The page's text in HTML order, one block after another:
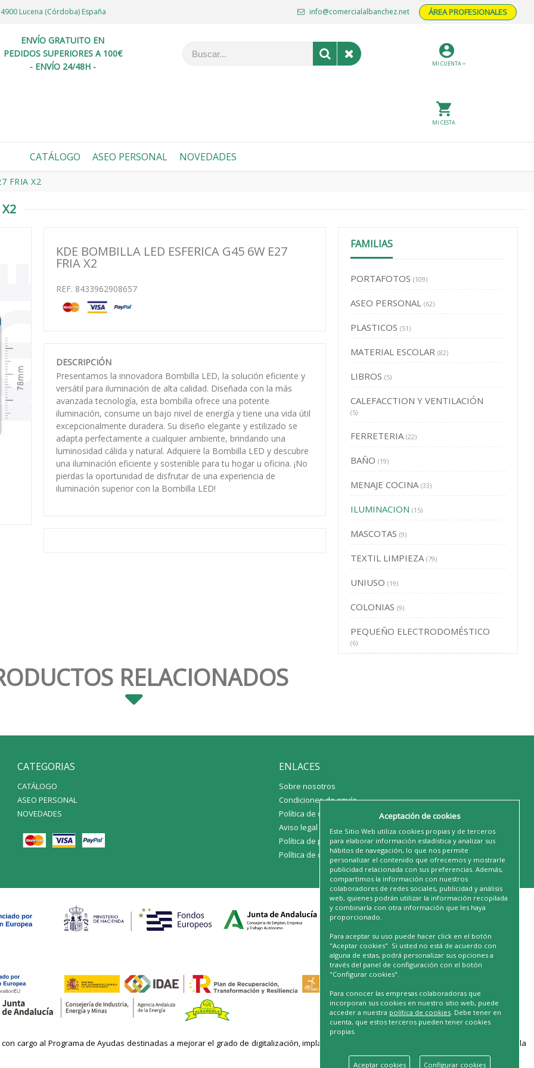
Lucena (Córdoba) España ÁREA PROFESIONALES
info@comercialalbanchez.net
ENVÍO GRATUITO EN
PEDIDOS SUPERIORES A 100€
- ENVÍO 24/48H -
MI CUENTA
MI CESTA
CATÁLOGO ASEO PERSONAL NOVEDADES
FRIA X2
KDE BOMBILLA LED ESFERICA G45 6W E27
FRIA X2
REF. 8433962908657
DESCRIPCIÓN
Presentamos la innovadora Bombilla LED, la solución eficiente y
versátil para iluminación de alta calidad. Diseñada con la más
avanzada tecnología, esta bombilla ofrece una potente
iluminación, consume un bajo nivel de energía y tiene una vida útil
excepcionalmente duradera. Su diseño elegante y estilizado se
adapta perfectamente a cualquier ambiente, brindando una
luminosidad cálida y natural. Adquiere la Bombilla LED y descubre
una iluminación eficiente y sostenible para tu hogar u oficina. ¡No
pierdas la oportunidad de disfrutar de una experiencia de
iluminación superior con la Bombilla LED!
FAMILIAS
PORTAFOTOS (109)
ASEO PERSONAL (62)
PLASTICOS (51)
MATERIAL ESCOLAR (82)
LIBROS (5)
CALEFACCTION Y VENTILACIÓN
(5)
FERRETERIA (22)
BAÑO (19)
MENAJE COCINA (33)
ILUMINACION (15)
MASCOTAS (9)
TEXTIL LIMPIEZA (79)
UNIUSO (19)
COLONIAS (9)
PEQUEÑO ELECTRODOMÉSTICO
(6)
RELACIONADOS
CATEGORIAS
CATÁLOGO
ASEO PERSONAL
NOVEDADES
ENLACES
Sobre nosotros
Condiciones de envío
Política de devoluciones
Aviso legal
Política de privacidad
Política de cookies
con cargo al Programa de Ayudas destinadas a mejorar el grado de digitalización, implantación de soluciones para la transformación digital y la
Aceptación de cookies
Este Sitio Web utiliza cookies propias y de terceros
para elaborar información estadística y analizar sus
hábitos de navegación, lo que nos permite
personalizar el contenido que ofrecemos y mostrarle
publicidad relacionada con sus preferencias. Además,
compartimos la información con nuestros
colaboradores de redes sociales, publicidad y análisis
web, quienes podrán utilizar la información recopilada
y combinarla con otra información que les haya
proporcionado.
Para aceptar su uso puede hacer click en el botón
"Aceptar cookies". Si usted no está de acuerdo con
alguna de estas, podrá personalizar sus opciones a
través del panel de configuración con el botón
"Configurar cookies".
Para conocer las empresas colaboradoras que
incorporan sus cookies en nuestro sitio web, puede
acceder a nuestra política de cookies. Debe tener en
cuenta, que estos terceros pueden tener cookies
propias.
Aceptar cookies Configurar cookies